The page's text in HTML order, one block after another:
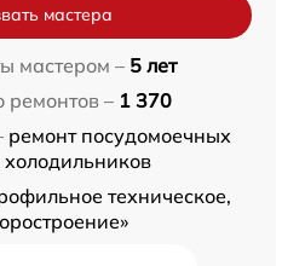
мастера
мастером – 5 лет
– 1 370
ремонт посудомоечных
техническое,